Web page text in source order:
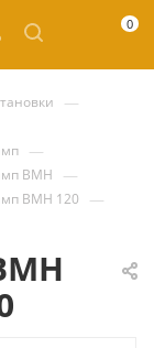
0
—
—
ВМН —
ВМН 120 —